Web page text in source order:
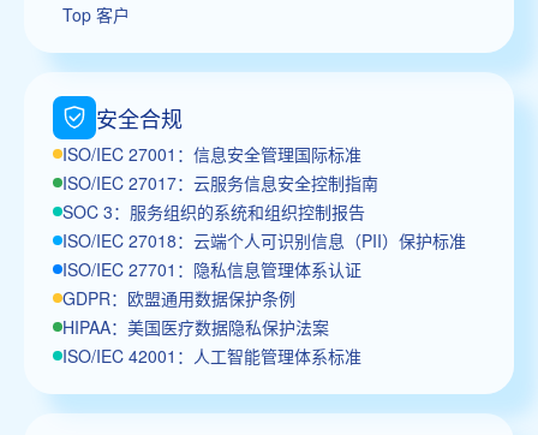
Top 客户
安全合规
ISO/IEC 27001：信息安全管理国际标准
ISO/IEC 27017：云服务信息安全控制指南
SOC 3：服务组织的系统和组织控制报告
ISO/IEC 27018：云端个人可识别信息（PII）保护标准
ISO/IEC 27701：隐私信息管理体系认证
GDPR：欧盟通用数据保护条例
HIPAA：美国医疗数据隐私保护法案
ISO/IEC 42001：人工智能管理体系标准